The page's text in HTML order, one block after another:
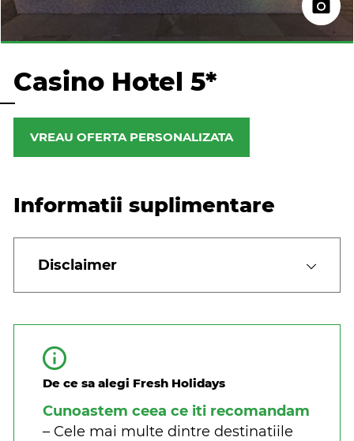
Casino Hotel 5*
VREAU OFERTA PERSONALIZATA
Informatii suplimentare
Disclaimer
De ce sa alegi Fresh Holidays
Cunoastem ceea ce iti recomandam
– Cele mai multe dintre destinatiile